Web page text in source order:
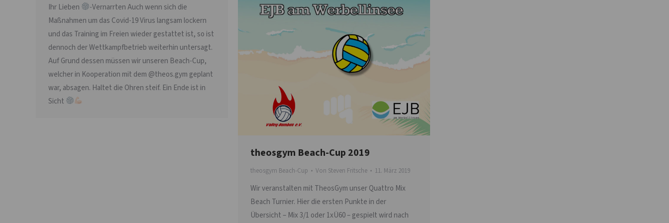
Ihr Lieben
-Vernarrten Auch wenn sich die
Maßnahmen um das Covid-19 Virus langsam lockern
und das Training im Freien wieder gestattet ist, so ist
dennoch der Wettkampfbetrieb weiterhin untersagt.
Auf Grund dessen müssen wir unseren Beach-Cup,
welcher in Kooperation mit dem @theos.gym geplant
war, absagen. Haltet die Ohren steif. Ein Ende ist in
Sicht
theosgym Beach-Cup 2019
theosgym Beach-Cup Von Steven Fritsche 11. März 2019
Wir veranstalten mit TheosGym unser Quattro Mix
Beach Turnier. Hier die ersten Punkte in der
Übersicht – Mix 3/1 oder 1xÜ60 – gespielt wird nach